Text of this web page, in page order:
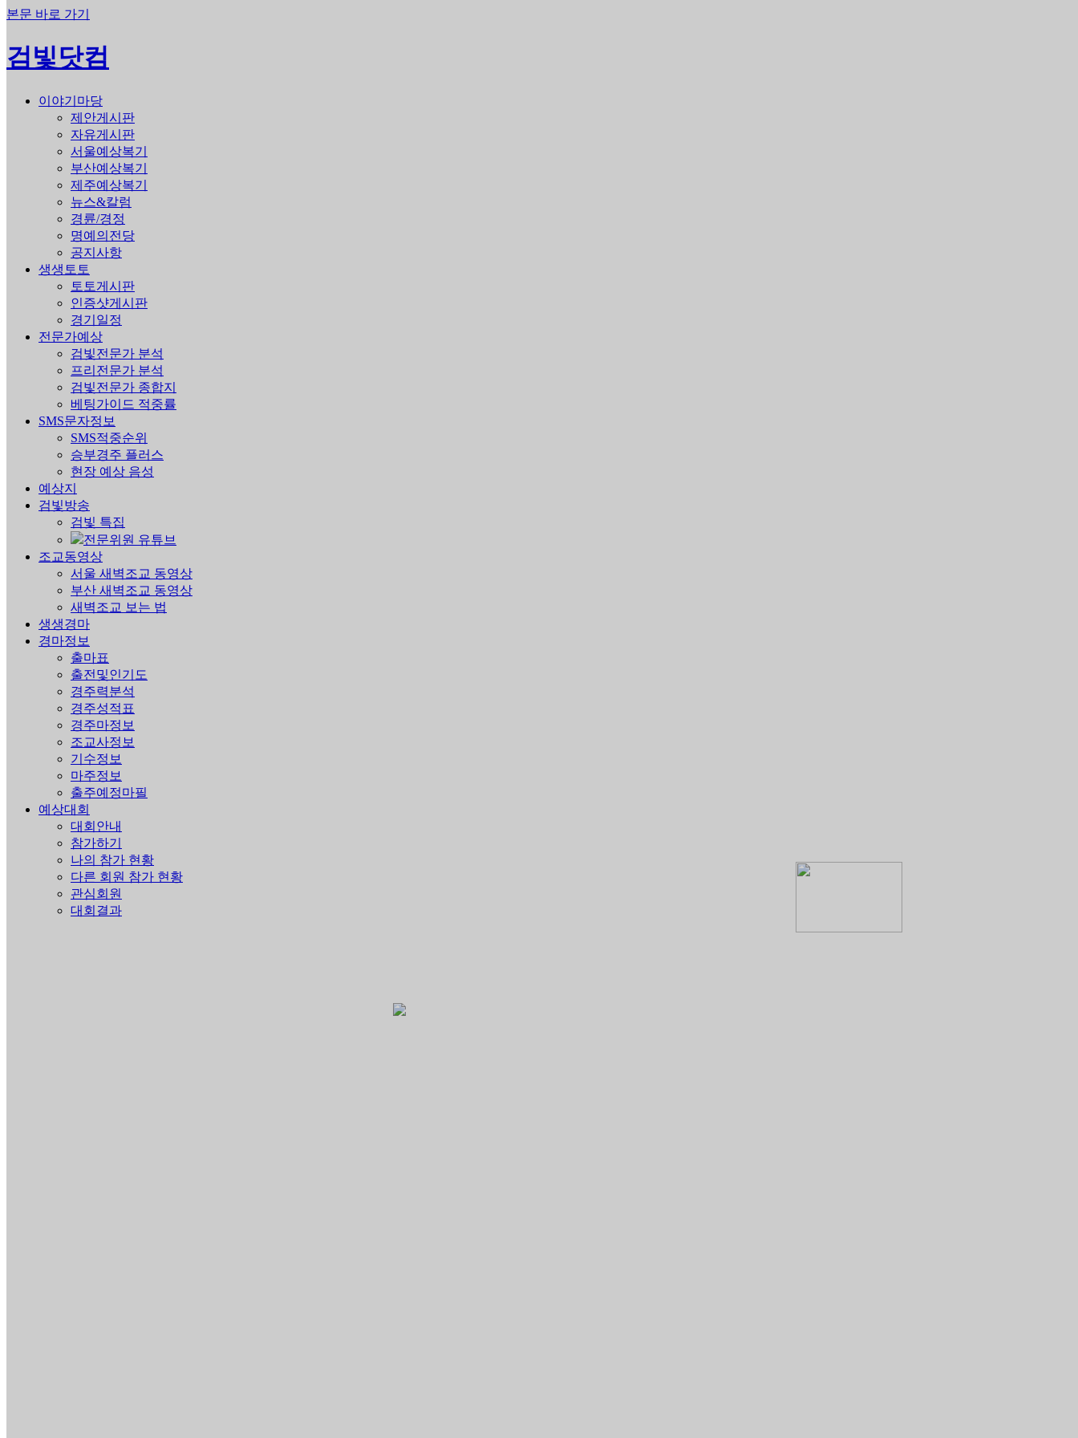
본문 바로 가기
검빛닷컴
이야기마당
제안게시판
자유게시판
서울예상복기
부산예상복기
제주예상복기
뉴스&칼럼
경륜/경정
명예의전당
공지사항
생생토토
토토게시판
인증샷게시판
경기일정
전문가예상
검빛전문가 분석
프리전문가 분석
검빛전문가 종합지
베팅가이드 적중률
SMS문자정보
SMS적중순위
승부경주 플러스
현장 예상 음성
예상지
검빛방송
검빛 특집
전문위원 유튜브
조교동영상
서울 새벽조교 동영상
부산 새벽조교 동영상
새벽조교 보는 법
생생경마
경마정보
출마표
출전및인기도
경주력분석
경주성적표
경주마정보
조교사정보
기수정보
마주정보
출주예정마필
예상대회
대회안내
참가하기
나의 참가 현황
다른 회원 참가 현황
관심회원
대회결과